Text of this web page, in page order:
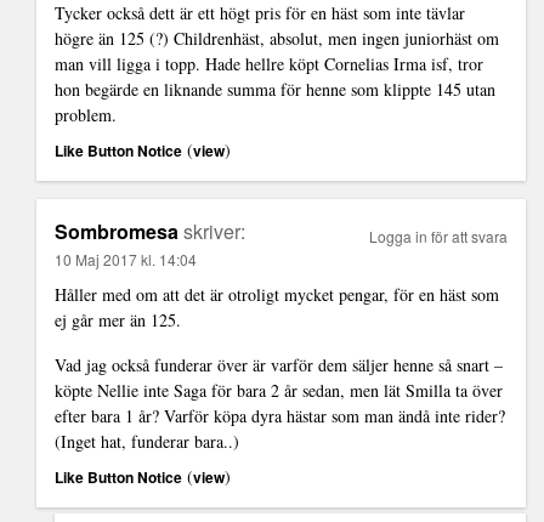
Tycker också dett är ett högt pris för en häst som inte tävlar
högre än 125 (?) Childrenhäst, absolut, men ingen juniorhäst om
man vill ligga i topp. Hade hellre köpt Cornelias Irma isf, tror
hon begärde en liknande summa för henne som klippte 145 utan
problem.
Like Button Notice (view)
Sombromesaskriver:
10 Maj 2017 kl. 14:04
Håller med om att det är otroligt mycket pengar, för en häst som
ej går mer än 125.
Vad jag också funderar över är varför dem säljer henne så snart –
köpte Nellie inte Saga för bara 2 år sedan, men lät Smilla ta över
efter bara 1 år? Varför köpa dyra hästar som man ändå inte rider?
(Inget hat, funderar bara..)
Like Button Notice (view)
Logga in för att svara